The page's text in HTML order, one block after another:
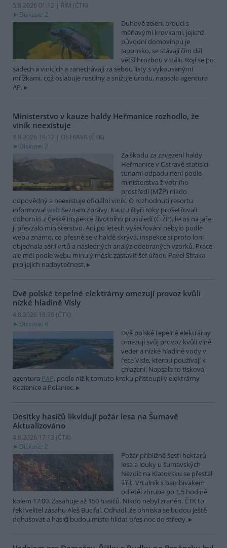
5.8.2026 01:12 | ŘÍM (ČTK)
Diskuse: 2
Duhově zelení brouci s
měňavými krovkami, jejichž
původní domovinou je
Japonsko, se stávají čím dál
větší hrozbou v Itálii. Rojí se po
sadech a vinicích a zanechávají za sebou listy s vykousanými
mřížkami, což oslabuje rostliny a snižuje úrodu, napsala agentura
AP.
Ministerstvo v kauze haldy Heřmanice rozhodlo, že
viník neexistuje
4.8.2026 19:12 | OSTRAVA (ČTK)
Diskuse: 2
Za škodu za zavezení haldy
Heřmanice v Ostravě statisíci
tunami odpadu není podle
ministerstva životního
prostředí (MŽP) nikdo
odpovědný a neexistuje oficiální viník. O rozhodnutí resortu
informoval web Seznam Zprávy. Kauzu čtyři roky prošetřovali
odborníci z České inspekce životního prostředí (ČIŽP), letos na jaře
ji převzalo ministerstvo. Ani po letech vyšetřování nebylo podle
webu známo, co přesně se v haldě skrývá, inspekce si proto loni
objednala sérii vrtů a následných analýz odebraných vzorků. Práce
ale měl podle webu minulý měsíc zastavit šéf úřadu Pavel Straka
pro jejich nadbytečnost.
Dvě polské tepelné elektrárny omezují provoz kvůli
nízké hladině Visly
4.8.2026 18:35 (ČTK)
Diskuse: 4
Dvě polské tepelné elektrárny
omezují svůj provoz kvůli vlně
veder a nízké hladině vody v
řece Visle, kterou používají k
chlazení. Napsala to tisková
agentura PAP, podle níž k tomuto kroku přistoupily elektrárny
Kozienice a Polaniec.
Desítky hasičů likvidují požár lesa na Šumavě
Aktualizováno
4.8.2026 17:13 (ČTK)
Diskuse: 2
Požár přibližně šesti hektarů
lesa a louky u šumavských
Nezdic na Klatovsku se přestal
šířit. Vrtulník s bambivakem
odletěl zhruba po 1,5 hodině
kolem 17:00. Zasahuje až 150 hasičů. Nikdo nebyl zraněn. ČTK to
řekl velitel zásahu Aleš Bucifal. Odhadl, že ohniska se budou ještě
dohašovat a hasiči budou místo hlídat přes noc do středy.